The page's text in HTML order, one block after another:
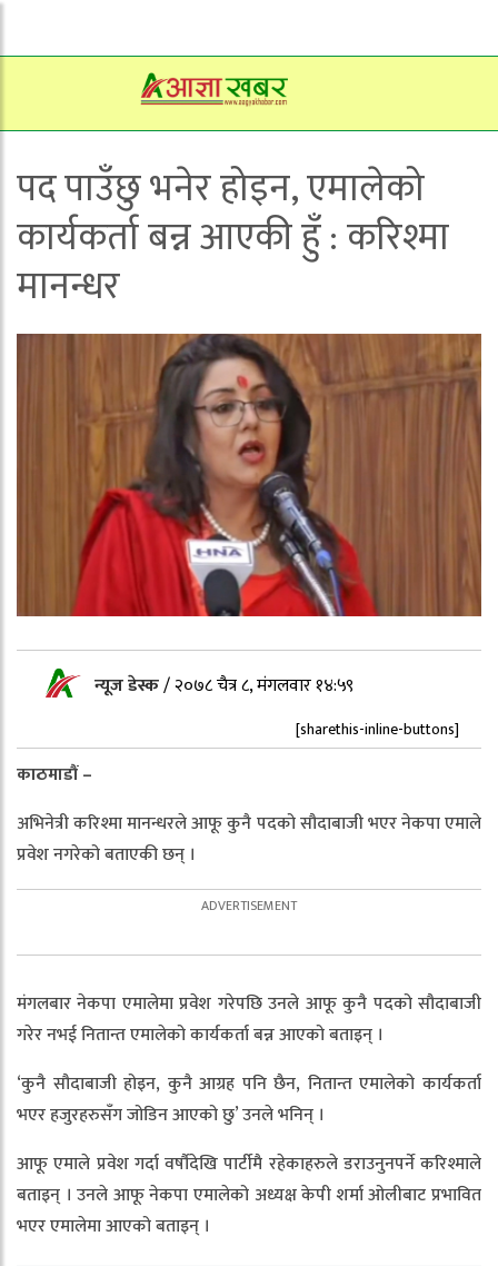
पद पाउँछु भनेर होइन, एमालेको
कार्यकर्ता बन्न आएकी हुँ : करिश्मा
मानन्धर
न्यूज डेस्क/२०७८ चैत्र ८, मंगलवार १४:५९
[sharethis-inline-buttons]
काठमाडौं –
अभिनेत्री करिश्मा मानन्धरले आफू कुनै पदको सौदाबाजी भएर नेकपा एमाले
प्रवेश नगरेको बताएकी छन् ।
मंगलबार नेकपा एमालेमा प्रवेश गरेपछि उनले आफू कुनै पदको सौदाबाजी
गरेर नभई नितान्त एमालेको कार्यकर्ता बन्न आएको बताइन् ।
‘कुनै सौदाबाजी होइन, कुनै आग्रह पनि छैन, नितान्त एमालेको कार्यकर्ता
भएर हजुरहरुसँग जोडिन आएको छु’ उनले भनिन् ।
आफू एमाले प्रवेश गर्दा वर्षौदेखि पार्टीमै रहेकाहरुले डराउनुनपर्ने करिश्माले
बताइन् । उनले आफू नेकपा एमालेको अध्यक्ष केपी शर्मा ओलीबाट प्रभावित
भएर एमालेमा आएको बताइन् ।